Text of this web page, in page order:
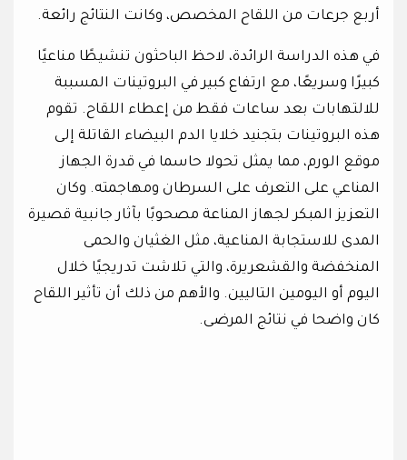
أربع جرعات من اللقاح المخصص، وكانت النتائج رائعة.
في هذه الدراسة الرائدة، لاحظ الباحثون تنشيطًا مناعيًا
كبيرًا وسريعًا، مع ارتفاع كبير في البروتينات المسببة
للالتهابات بعد ساعات فقط من إعطاء اللقاح. تقوم
هذه البروتينات بتجنيد خلايا الدم البيضاء القاتلة إلى
موقع الورم، مما يمثل تحولا حاسما في قدرة الجهاز
المناعي على التعرف على السرطان ومهاجمته. وكان
التعزيز المبكر لجهاز المناعة مصحوبًا بآثار جانبية قصيرة
المدى للاستجابة المناعية، مثل الغثيان والحمى
المنخفضة والقشعريرة، والتي تلاشت تدريجيًا خلال
اليوم أو اليومين التاليين. والأهم من ذلك أن تأثير اللقاح
كان واضحا في نتائج المرضى.